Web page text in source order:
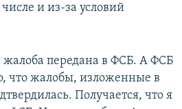
и из-за условий
жалоба передана в ФСБ. А ФСБ
что жалобы, изложенные в
Получается, что я